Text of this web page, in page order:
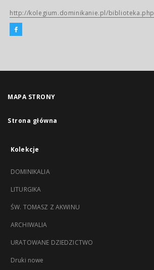
http://kolegium.dominikanie.pl/biblioteka.php
MAPA STRONY
Strona główna
Kolekcje
DOMINIKALIA
LITURGIKA
ŚW. TOMASZ Z AKWINU
ARCHIWALIA
URATOWANE DZIEDZICTWO
Druki nowe